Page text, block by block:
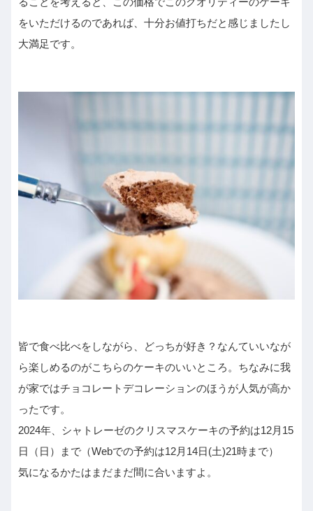
をいただけるのであれば、十分お値打ちだと感じましたし
大満足です。
皆で食べ比べをしながら、どっちが好き？なんていいなが
ら楽しめるのがこちらのケーキのいいところ。ちなみに我
が家ではチョコレートデコレーションのほうが人気が高か
ったです。
2024年、シャトレーゼのクリスマスケーキの予約は12月15
日（日）まで（Webでの予約は12月14日(土)21時まで）
気になるかたはまだまだ間に合いますよ。